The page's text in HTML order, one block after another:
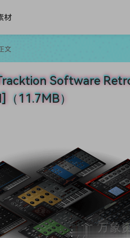
材
文
Software
11.7MB）